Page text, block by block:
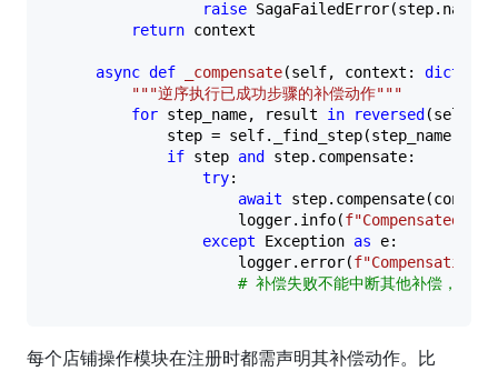
raise
return context
async def _compensate(self, context: dict
"""逆序执行已成功步骤的补偿动作"""
for step_name, result in reversed
            step = self._find_step(step_name)
if step and step.compensate:
try:
await
                    logger.info(
f"Compensated
except Exception as e:
                    logger.error(
f"Compensation
# 补偿失败不能中断其他补偿，记录
每个店铺操作模块在注册时都需声明其补偿动作。比